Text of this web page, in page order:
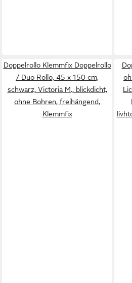
Doppelrollo Klemmfix Doppelrollo
/ Duo Rollo, 45 x 150 cm,
schwarz, Victoria M., blickdicht,
ohne Bohren, freihängend,
Klemmfix